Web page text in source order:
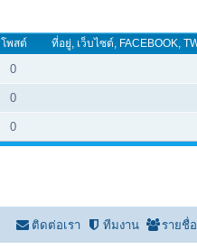
โพสต์ ที่อยู่, เว็บไซต์, FACEBOOK,
0
0
0
รายชื่
ทีมงาน
ติดต่อเรา